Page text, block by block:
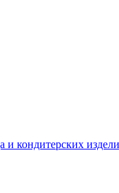
и кондитерских